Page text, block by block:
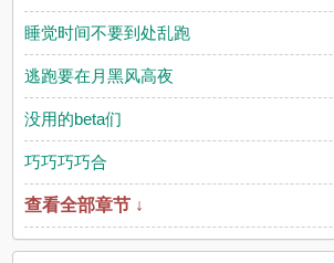
睡觉时间不要到处乱跑
逃跑要在月黑风高夜
没用的beta们
巧巧巧巧合
查看全部章节 ↓